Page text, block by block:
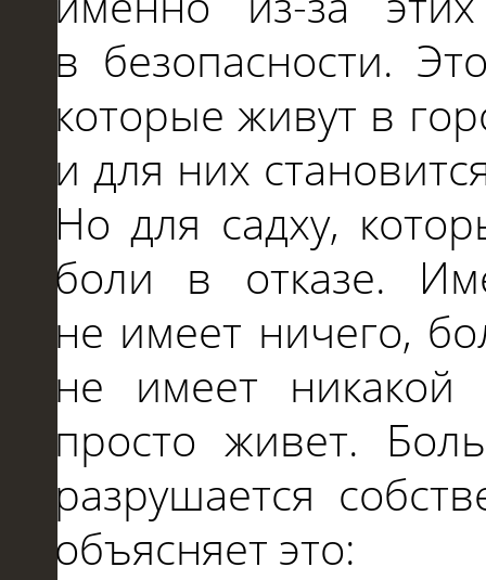
в безопасности.
которые живут в
идля них
Нодля садху,
боли в отказе.
не имеет ничего,
не имеет
просто живет.
разрушается
объясняет это: